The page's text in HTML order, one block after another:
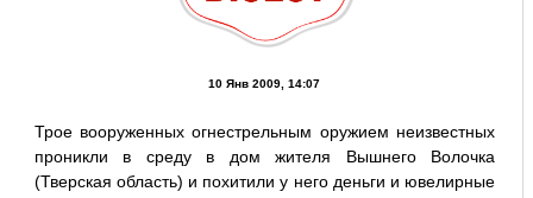
10 Янв 2009, 14:07
Трое вооруженных огнестрельным оружием неизвестных
проникли в среду в дом жителя Вышнего Волочка
(Тверская область) и похитили у него деньги и ювелирные